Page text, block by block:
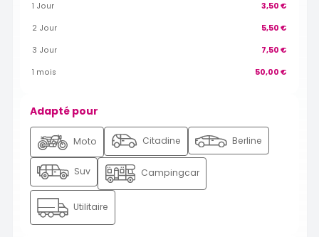
1 Jour 3,50 €
2 Jour 5,50 €
3 Jour 7,50 €
1 mois 50,00 €
Adapté pour
Moto Citadine Berline
Suv Campingcar
Utilitaire